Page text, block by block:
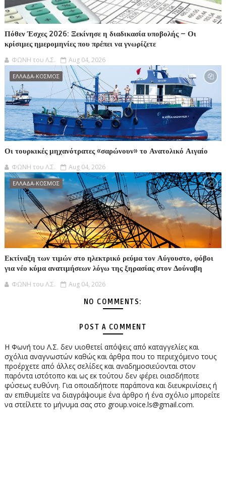
Πόθεν Έσχες 2026: Ξεκίνησε η διαδικασία υποβολής – Οι
κρίσιμες ημερομηνίες που πρέπει να γνωρίζετε
ΦΩΝΗ του Λ.Σ. Aug 04, 2026
ΕΛΛΑΔΑ-ΚΟΣΜΟΣ
Οι τουρκικές μηχανότρατες «σαρώνουν» το Ανατολικό Αιγαίο
ΦΩΝΗ του Λ.Σ. Aug 04, 2026
ΕΛΛΑΔΑ-ΚΟΣΜΟΣ
Εκτίναξη των τιμών στο ηλεκτρικό ρεύμα τον Αύγουστο, φόβοι
για νέο κύμα ανατιμήσεων λόγω της ξηρασίας στον Δούναβη
ΦΩΝΗ του Λ.Σ. Aug 04, 2026
NO COMMENTS:
POST A COMMENT
Η Φωνή του Λ.Σ. δεν υιοθετεί απόψεις από καταγγελίες και
σχόλια αναγνωστών καθώς και άρθρα που το περιεχόμενο τους
προέρχετε από άλλες σελίδες και αναδημοσιεύονται στον
παρόντα ιστότοπο και ως εκ τούτου δεν φέρει οιασδήποτε
φύσεως ευθύνη. Για οποιαδήποτε παράπονα και διευκρινίσεις ή
αν επιθυμείτε να διαγράψουμε ένα άρθρο ή ένα σχόλιο μπορείτε
να στείλετε το μήνυμα σας στο group.voice.ls@gmail.com.